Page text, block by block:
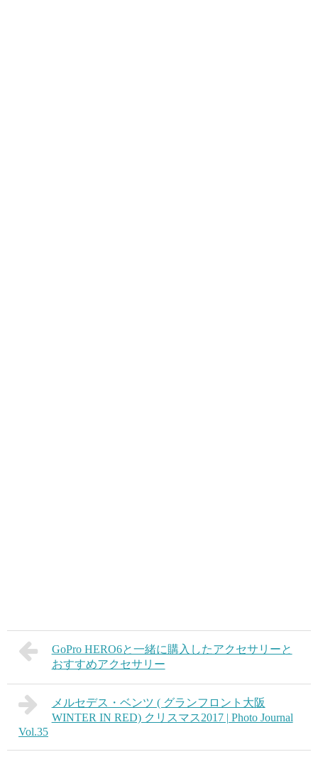
GoPro HERO6と一緒に購入したアクセサリーと
おすすめアクセサリー
メルセデス・ベンツ ( グランフロント大阪
WINTER IN RED) クリスマス2017 | Photo Journal
Vol.35